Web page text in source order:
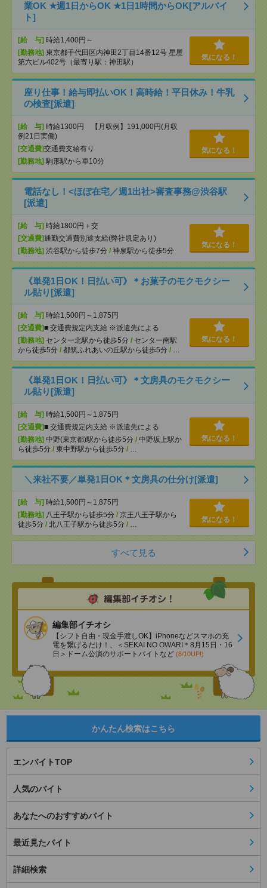
業OK ★週1日からOK ★1日1時間からOK[アルバイ
ト]
[給 与] 時給1,400円～
[勤務地] 東京都千代田区内神田2丁目14番12号 星屋
第六ビル402号（最寄り駅：神田駅）
気になる！
座り仕事！給与即払いOK！高時給！平日休み！牛乳
の検査[派遣]
[給 与] 時給1300円 【月収例】191,000円(月収
例21日実働)
[交通費]交通費支給有り
[勤務地] 駒形駅から車10分
気になる！
電話なし！<ほぼ在宅／週1出社>審査事務@渋谷駅
[派遣]
[給 与] 時給1800円＋交
[交通費]通勤交通費別途支給(弊社規定あり)
[勤務地] 渋谷駅から徒歩7分 / 神泉駅から徒歩5分
気になる！
《単発1日OK！日払い可》＊お菓子のモクモクシー
ル貼り[派遣]
[給 与] 時給1,500円～1,875円
[交通費]■ 交通費規定内支給 ※派遣先による
[勤務地] センター北駅から徒歩5分 / センター南駅
から徒歩5分 / 都筑ふれあいの丘駅から徒歩5分 / …
気になる！
《単発1日OK！日払い可》＊文房具のモクモクシー
ル貼り[派遣]
[給 与] 時給1,500円～1,875円
[交通費]■ 交通費規定内支給 ※派遣先による
[勤務地] 中野(東京都)駅から徒歩5分 / 中野坂上駅か
ら徒歩5分 / 東中野駅から徒歩5分 / …
気になる！
＼来社不要／単発1日OK＊文房具の仕分け[派遣]
[給 与] 時給1,500円～1,875円
[勤務地] 八王子駅から徒歩5分 / 京王八王子駅から
徒歩5分 / 北八王子駅から徒歩5分 / …
気になる！
すべて見る
編集部イチオシ
【シフト自由・現金手渡しOK】iPhoneなどスマホの充
電を繋げるだけ！、＜SEKAI NO OWARI＊8月15日・16
日＞ドーム公演のサポートバイトなど (8/10UP!)
かんたん検索はこちら
エンバイトTOP
人気のバイト
あなたへのおすすめバイト
最近見たバイト
詳細検索